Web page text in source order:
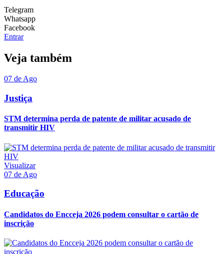
Telegram
Whatsapp
Facebook
Entrar
Veja também
07 de Ago
Justiça
STM determina perda de patente de militar acusado de
transmitir HIV
Visualizar
07 de Ago
Educação
Candidatos do Encceja 2026 podem consultar o cartão de
inscrição